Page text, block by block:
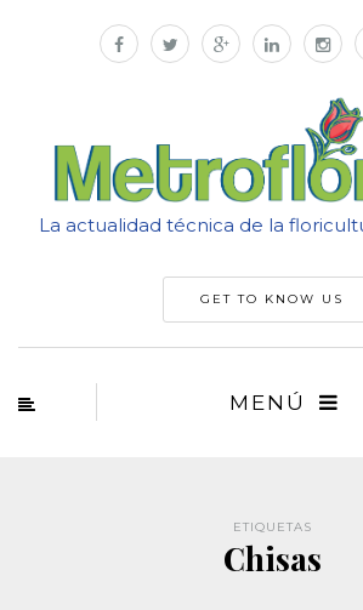
La actualidad técnica de la
GET TO KNOW US
MENÚ
ETIQUETAS
Chisas